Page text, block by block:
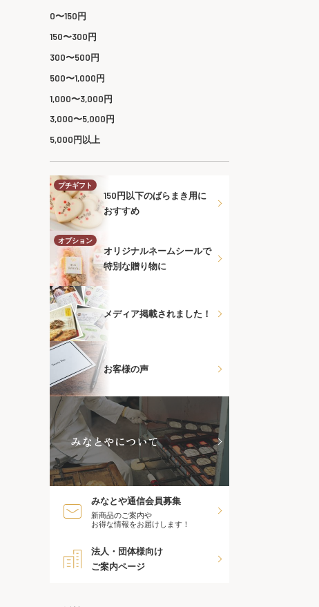
0〜150円
150〜300円
300〜500円
500〜1,000円
1,000〜3,000円
3,000〜5,000円
5,000円以上
プチギフト
150円以下のばらまき用に
おすすめ
オプション
オリジナルネームシールで
特別な贈り物に
メディア掲載されました！
お客様の声
みなとやについて
みなとや通信会員募集
新商品のご案内や
お得な情報をお届けします！
法人・団体様向け
ご案内ページ